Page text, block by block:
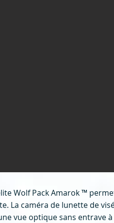
Wolf Pack Amarok ™
La caméra de lunette de
vue optique sans entrave